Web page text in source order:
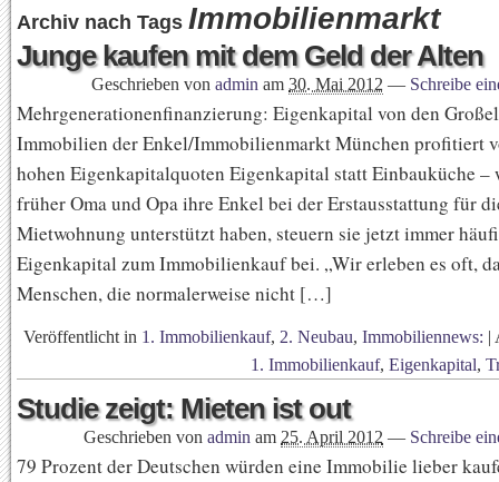
Archiv nach Tags Immobilienmarkt
Junge kaufen mit dem Geld der Alten
Geschrieben von admin am 30. Mai 2012 — Schreibe
Mehrgenerationenfinanzierung: Eigenkapital von den
Immobilien der Enkel/Immobilienmarkt München profitiert
hohen Eigenkapitalquoten Eigenkapital statt Einbauküche –
früher Oma und Opa ihre Enkel bei der Erstausstattung für
Mietwohnung unterstützt haben, steuern sie jetzt immer
Eigenkapital zum Immobilienkauf bei. „Wir erleben es oft,
Menschen, die normalerweise nicht […]
Veröffentlicht in 1. Immobilienkauf, 2. Neubau, Immobiliennews: |
1. Immobilienkauf, Eigenkapital,
Studie zeigt: Mieten ist out
Geschrieben von admin am 25. April 2012 — Schreibe
79 Prozent der Deutschen würden eine Immobilie lieber